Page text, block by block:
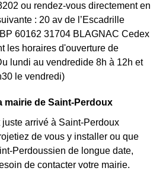
ou rendez-vous directement en
: 20 av de l’Escadrille
60162 31704 BLAGNAC Cedex
les horaires d'ouverture de
lundi au vendredide 8h à 12h et
le vendredi)
mairie de Saint-Perdoux
arrivé à Saint-Perdoux
de vous y installer ou que
Perdoussien de longue date,
de contacter votre mairie.